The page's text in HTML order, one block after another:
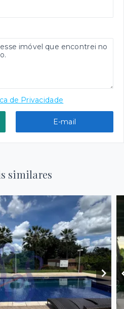
de Privacidade
E-mail
similares